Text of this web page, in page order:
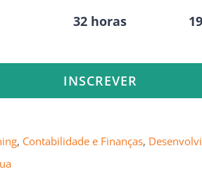
32 horas
INSCREVER
, Contabilidade e Finanças,